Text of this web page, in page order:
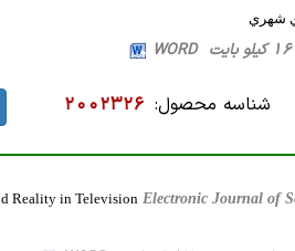
شهري
شناسه محصول: 2002326
Reality in Television Electronic Journal of